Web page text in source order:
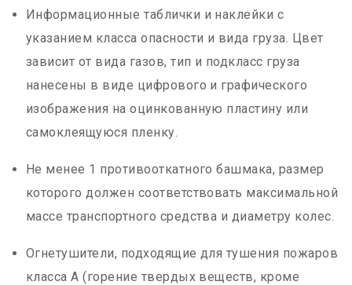
Информационные таблички и наклейки с
указанием класса опасности и вида груза. Цвет
зависит от вида газов, тип и подкласс груза
нанесены в виде цифрового и графического
изображения на оцинкованную пластину или
самоклеящуюся пленку.
Не менее 1 противооткатного башмака, размер
которого должен соответствовать максимальной
массе транспортного средства и диаметру колес.
Огнетушители, подходящие для тушения пожаров
класса А (горение твердых веществ, кроме